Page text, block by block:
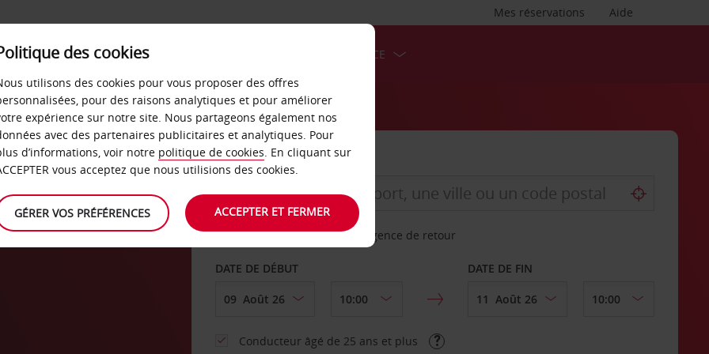
Aide
Mes réservations
SERVICES &
LOCATION
LIBRE-SERVICE
AGENCE DE DÉPART
Sélectionnez une autre agence de retour
DATE DE DÉBUT DATE DE FIN
Conducteur âgé de 25 ans et plus
des cookies
utilisons des cookies pour vous proposer des offres
pour des raisons analytiques et pour améliorer
expérience sur notre site. Nous partageons également nos
avec des partenaires publicitaires et analytiques. Pour
d’informations, voir notre politique de cookies. En cliquant sur
vous acceptez que nous utilisions des cookies.
GÉRER VOS PRÉFÉRENCES ACCEPTER ET FERMER